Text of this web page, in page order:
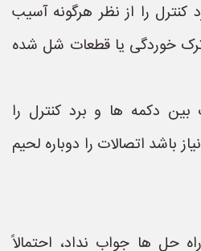
را از نظر هرگونه آسیب
خوردگی یا قطعات شل شده
دکمه ها و برد کنترل را
باشد اتصالات را دوباره لحیم
حل ها جواب نداد، احتمالاً